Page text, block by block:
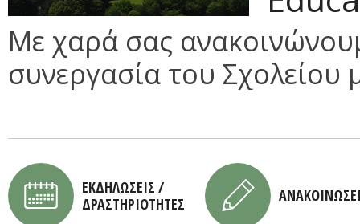
Με χαρά σας
συνεργασία του Σχολείου
ΕΚΔΗΛΩΣΕΙΣ /
ΔΡΑΣΤΗΡΙΟΤΗΤΕΣ